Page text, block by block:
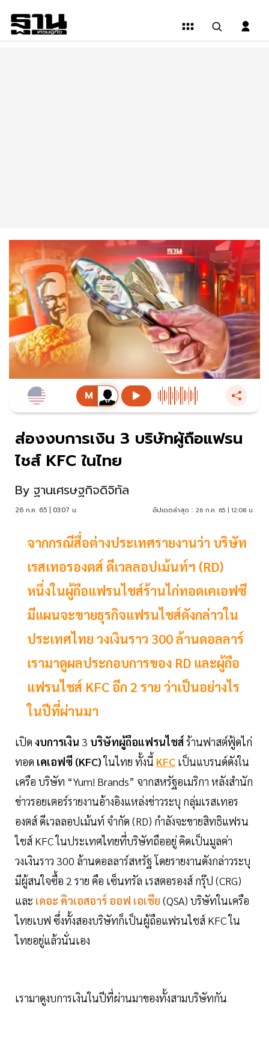
ส่องงบการเงิน 3 บริษัทผู้ถือแฟรน
ไชส์ KFC ในไทย
By ฐานเศรษฐกิจดิจิทัล
26 ก.ค. 65 | 03:07 น. อัปเดตล่าสุด : 26 ก.ค. 65 | 12:08 น.
จากกรณีสื่อต่างประเทศรายงานว่า บริษัท
เรสเทอรองตส์ ดีเวลลอปเม้นท์ฯ (RD)
หนึ่งในผู้ถือแฟรนไชส์ร้านไก่ทอดเคเอฟซี
มีแผนจะขายธุรกิจแฟรนไชส์ดังกล่าวใน
ประเทศไทย วงเงินราว 300 ล้านดอลลาร์
เรามาดูผลประกอบการของ RD และผู้ถือ
แฟรนไชส์ KFC อีก 2 ราย ว่าเป็นอย่างไร
ในปีที่ผ่านมา
เปิด งบการเงิน 3 บริษัทผู้ถือแฟรนไชส์ร้านฟาสต์ฟู้ดไก่
ทอด เคเอฟซี (KFC)ในไทย ทั้งนี้ KFC เป็นแบรนด์ดังใน
เครือ บริษัท “Yum! Brands” จากสหรัฐอเมริกา หลังสำนัก
ข่าวรอยเตอร์รายงานอ้างอิงแหล่งข่าวระบุ กลุ่มเรสเทอร
องตส์ ดีเวลลอปเม้นท์ จำกัด (RD) กำลังจะขายสิทธิแฟรน
ไชส์ KFC ในประเทศไทยที่บริษัทถืออยู่ คิดเป็นมูลค่า
วงเงินราว 300 ล้านดอลลาร์สหรัฐ โดยรายงานดังกล่าวระบุ
มีผู้สนใจซื้อ 2 ราย คือ เซ็นทรัล เรสตอรองส์ กรุ๊ป (CRG)
และ เดอะ คิวเอสอาร์ ออฟ เอเชีย (QSA) บริษัทในเครือ
ไทยเบฟ ซึ่งทั้งสองบริษัทก็เป็นผู้ถือแฟรนไชส์ KFC ใน
ไทยอยู่แล้วนั่นเอง
เรามาดูงบการเงินในปีที่ผ่านมาของทั้งสามบริษัทกัน